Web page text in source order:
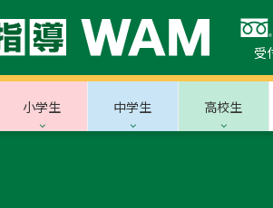
受
小学生 中学生 高校生